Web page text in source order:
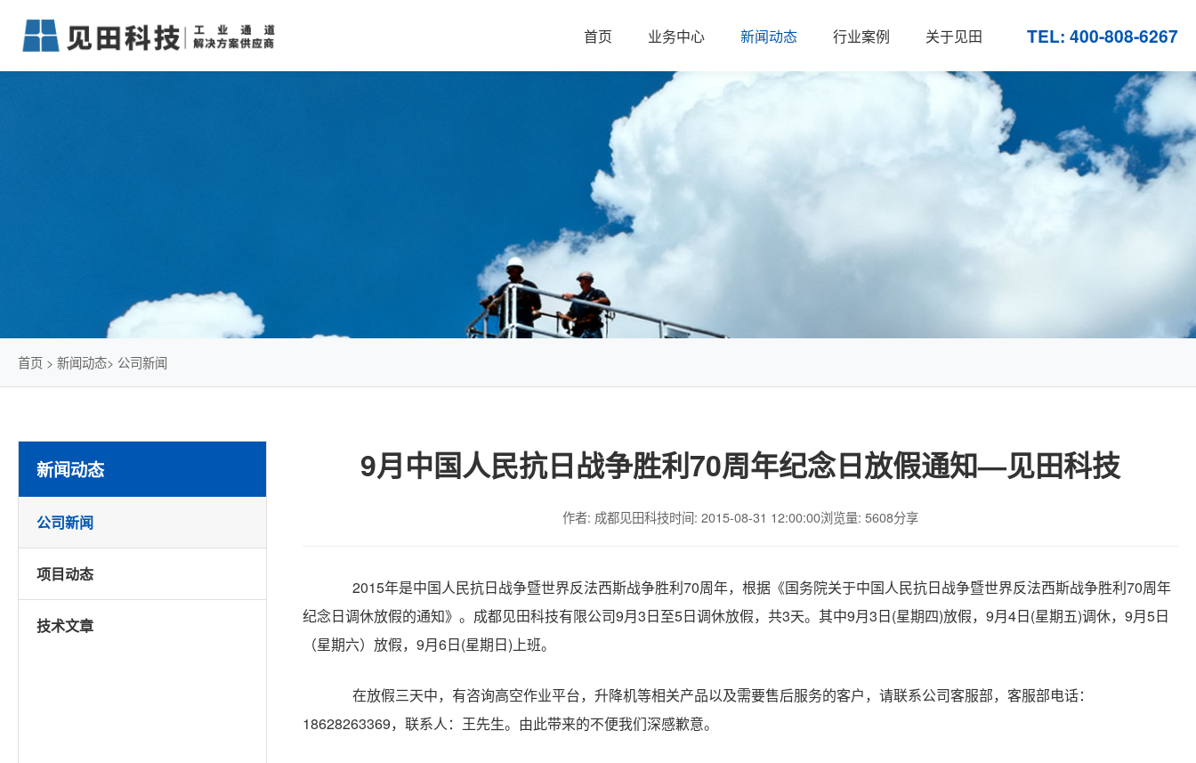
首页 业务中心 新闻动态 行业案例 关于见田 TEL: 400-808-6267
首页 > 新闻动态> 公司新闻
新闻动态
公司新闻
项目动态
技术文章
9月中国人民抗日战争胜利70周年纪念日放假通知—见田科技
作者: 成都见田科技时间: 2015-08-31 12:00:00浏览量: 5608分享
2015年是中国人民抗日战争暨世界反法西斯战争胜利70周年，根据《国务院关于中国人民抗日战争暨世界反法西斯战争胜利70周年
纪念日调休放假的通知》。成都见田科技有限公司9月3日至5日调休放假，共3天。其中9月3日(星期四)放假， 9月4日(星期五)调休， 9月5日
（星期六）放假， 9月6日(星期日)上班。
在放假三天中，有咨询高空作业平台，升降机等相关产品以及需要售后服务的客户，请联系公司客服部，客服部电话：
18628263369，联系人：王先生。由此带来的不便我们深感歉意。